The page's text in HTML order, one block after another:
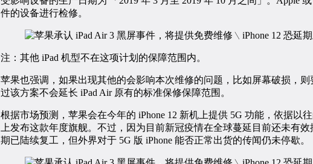
件的设备进行检修。
注：其他 iPad 机型不在这项计划的保障范围内。
苹果也强调，如果出现其他的会影响本次维修的问题，比如屏幕破损，
过该方案不会延长 iPad Air 原有的标准保修保障范围。
根据市场预测，苹果会在今年的 iPhone 12 新机上提供 5G 功能，依据以
上发布这款年度旗舰。不过，因为目前新冠疫情在全球蔓延目前还未有
期已陆续复工，但外界对于 5G 版 iPhone 能否正常出货的传闻仍未停歇。